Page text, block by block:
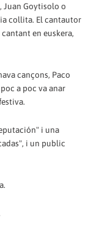
Juan Goytisolo o
collita. El cantautor
en euskera,
cançons, Paco
a poc va anar
i una
i un public